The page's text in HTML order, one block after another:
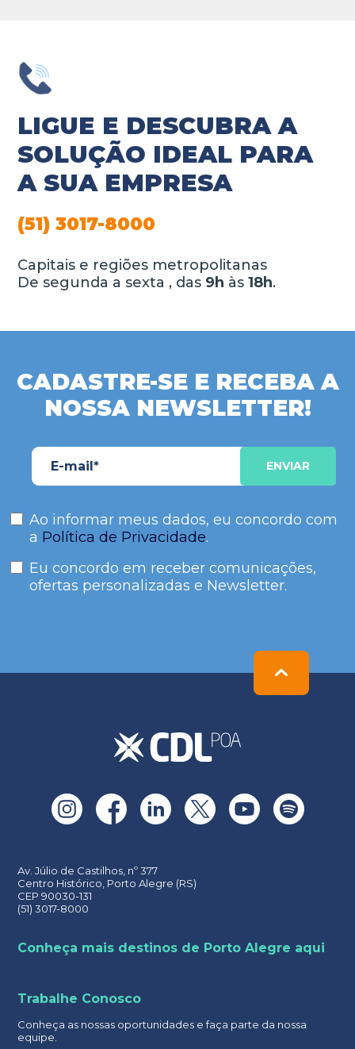
LIGUE E DESCUBRA A
SOLUÇÃO IDEAL PARA
A SUA EMPRESA
(51) 3017-8000
Capitais e regiões metropolitanas
De segunda a sexta , das 9h às18h.
CADASTRE-SE E RECEBA A
NOSSA NEWSLETTER!
Ao informar meus dados, eu concordo com
a Política de Privacidade.
Eu concordo em receber comunicações,
ofertas personalizadas e Newsletter.
field
Av. Júlio de Castilhos, nº 377
Centro Histórico, Porto Alegre (RS)
CEP 90030-131
(51) 3017-8000
Conheça mais destinos de Porto Alegre aqui
Trabalhe Conosco
Conheça as nossas oportunidades e faça parte da nossa
equipe.